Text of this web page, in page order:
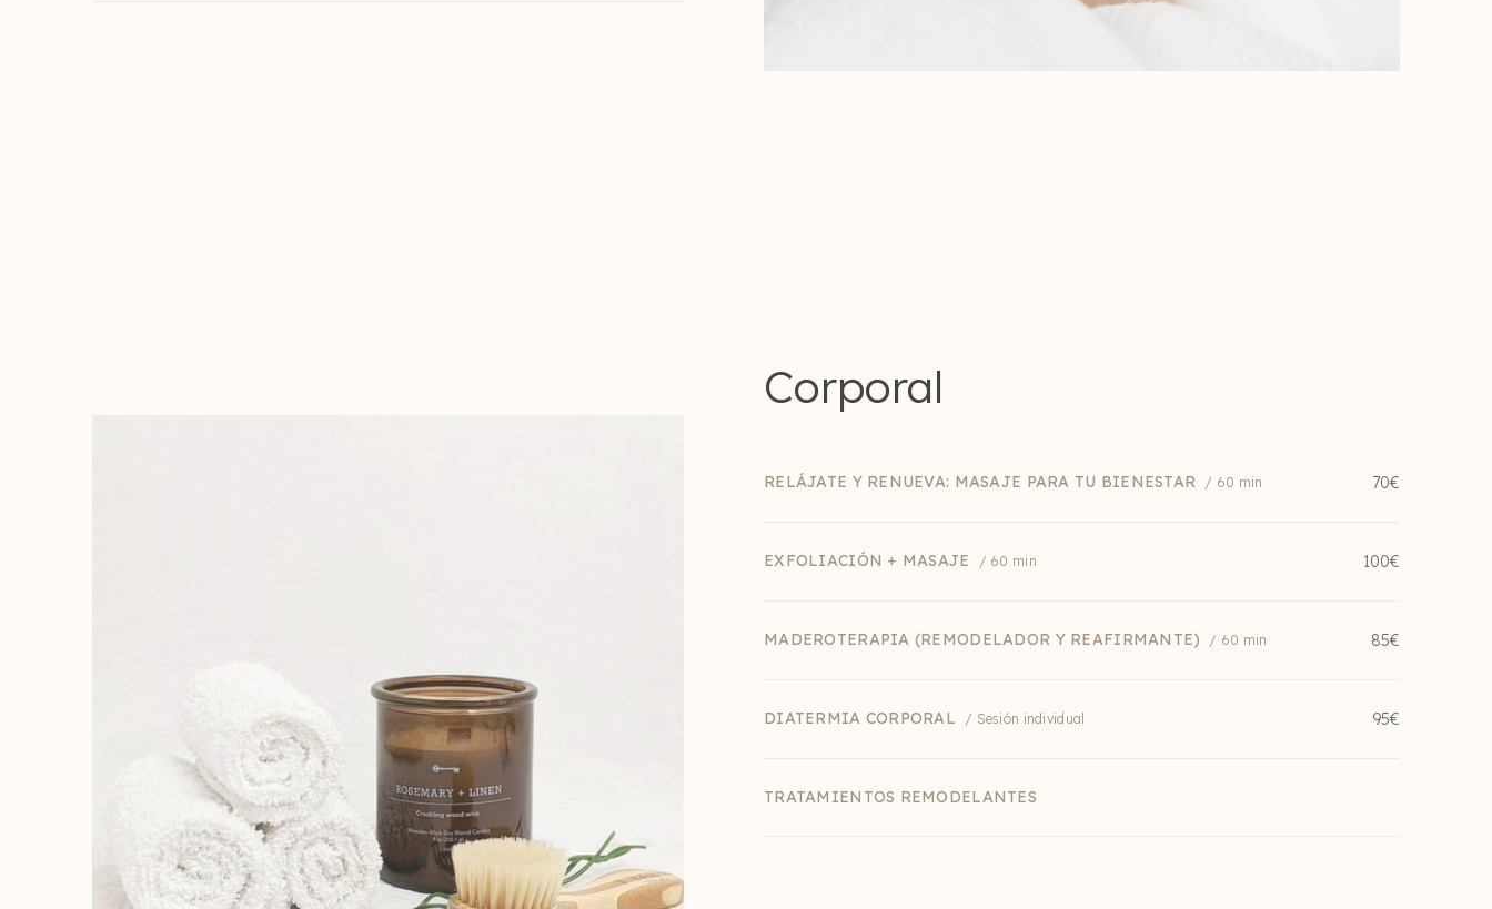
Corporal
RELÁJATE Y RENUEVA: MASAJE PARA TU BIENESTAR / 60 min 70€
EXFOLIACIÓN + MASAJE / 60 min 100€
MADEROTERAPIA (REMODELADOR Y REAFIRMANTE) / 60 min 85€
DIATERMIA CORPORAL / Sesión individual 95€
TRATAMIENTOS REMODELANTES